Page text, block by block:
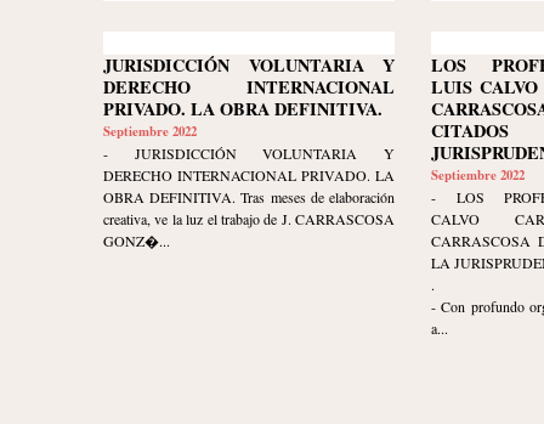
JURISDICCIÓN VOLUNTARIA Y
DERECHO INTERNACIONAL
PRIVADO. LA OBRA DEFINITIVA.
Septiembre 2022
- JURISDICCIÓN VOLUNTARIA Y
DERECHO INTERNACIONAL PRIVADO. LA
OBRA DEFINITIVA. Tras meses de elaboración
creativa, ve la luz el trabajo de J. CARRASCOSA
GONZ�...
LOS
LUIS CALVO
Septiembre 2022
- LOS
CALVO
CARRASCOSA
LA
.
- Con profundo
a...